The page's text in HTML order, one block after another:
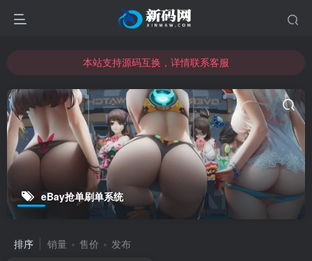
本站支持源码互换，详情联系客服
本站支持源码互换，详情联系客服
eBay抢单刷单系统
排序 销量 售价 发布